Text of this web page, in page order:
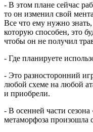
- В этом плане сейчас
то он изменил свой
Все что ему нужно
которую способен, это
чтобы он не получил
- Где планируете
- Это разносторонний
любой схеме на любой
и приобрели.
- В осенней части
метаморфоза произошла